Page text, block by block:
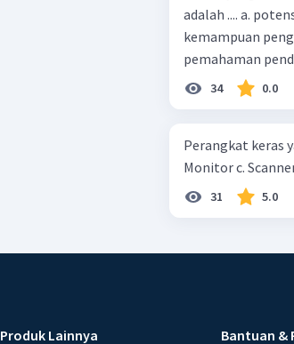
adalah .... a.
kemampuan
pemahaman
masyarakat
kepercayaan
34 0.0
Perangkat keras
Monitor c.
31 5.0
Produk Lainnya Bantuan &